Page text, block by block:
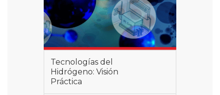
Tecnologías del
Hidrógeno: Visión
Práctica